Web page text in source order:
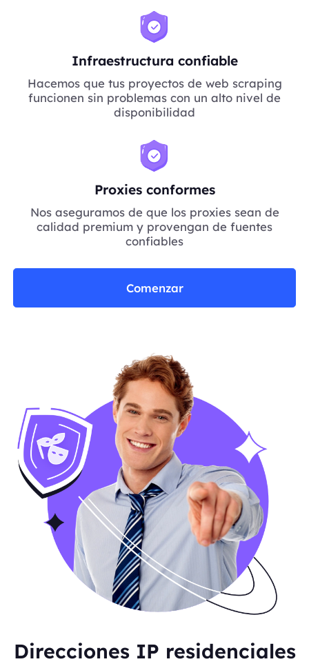
Infraestructura confiable
Hacemos que tus proyectos de web scraping
funcionen sin problemas con un alto nivel de
disponibilidad
Proxies conformes
Nos aseguramos de que los proxies sean de
calidad premium y provengan de fuentes
confiables
Comenzar
Direcciones IP residenciales